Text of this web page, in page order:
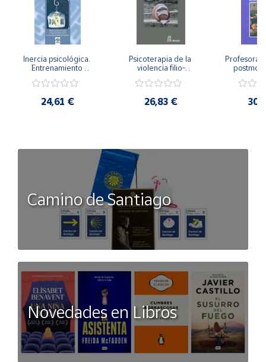
Inercia psicológica.
Entrenamiento
Igualdad de Género.
24,61 €
Psicoterapia de la
violencia filio-
secreto y la
26,83 €
Camino de Santiago
Novedades en Libros